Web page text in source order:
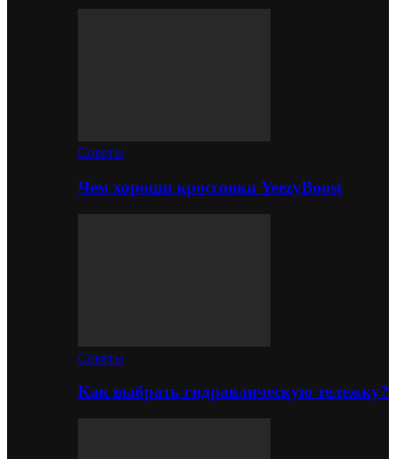
Советы
Чем хороши кроссовки YeezyBoost
Советы
Как выбрать гидравлическую тележку?